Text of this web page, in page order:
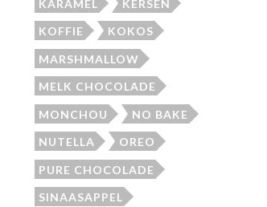
KARAMEL KERSEN
KOFFIE KOKOS
MARSHMALLOW
MELK CHOCOLADE
MONCHOU NO BAKE
NUTELLA OREO
PURE CHOCOLADE
SINAASAPPEL